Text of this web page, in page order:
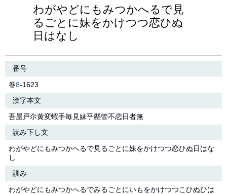
わがやどにもみつかへるで見
るごとに妹をかけつつ恋ひぬ
日はなし
番号
巻8-1623
漢字本文
吾屋戸尒黄変蝦手毎見妹乎懸管不恋日者無
読み下し文
わがやどにもみつかへるで見るごとに妹をかけつつ恋ひぬ日はな
し
訓み
わがやどにもみつかへるでみるごとにいもをかけつつこひぬひは